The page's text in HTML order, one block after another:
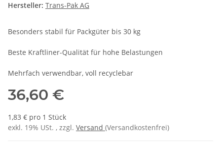
Hersteller: Trans-Pak AG
Besonders stabil für Packgüter bis 30 kg
Beste Kraftliner-Qualität für hohe Belastungen
Mehrfach verwendbar, voll recyclebar
36,60 €
1,83 € pro 1 Stück
exkl. 19% USt. , zzgl. Versand (Versandkostenfrei)